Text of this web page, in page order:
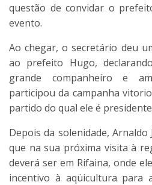
questão de convidar o
evento.
Ao chegar, o secretário deu
ao prefeito Hugo,
grande companheiro e
participou da campanha
partido do qual ele é
Depois da solenidade,
que na sua próxima visita à
deverá ser em Rifaina, onde
incentivo à aqüicultura para